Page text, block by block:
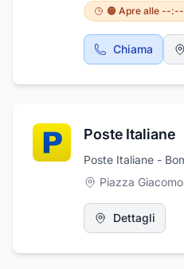
riparazioni di
modello. L'officina
moderni, si occupa
manutenzione di
Revisioni Auto,
🟠 Apre alle --:--
Chiama
Poste Italiane
Poste Italiane -
Piazza
Dettagli